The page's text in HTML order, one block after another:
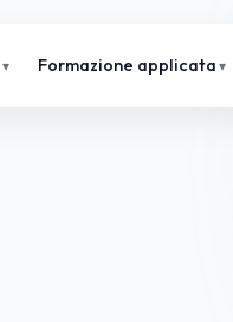
Formazione applicata